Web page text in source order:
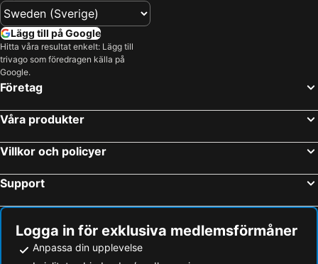
Lägg till på Google
Hitta våra resultat enkelt: Lägg till
trivago som föredragen källa på
Google.
Företag
Våra produkter
Villkor och policyer
Support
Logga in för exklusiva medlemsförmåner
Anpassa din upplevelse